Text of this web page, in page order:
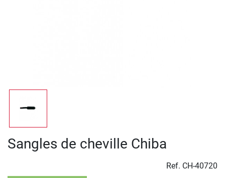
Sangles de cheville Chiba
Ref. CH-40720